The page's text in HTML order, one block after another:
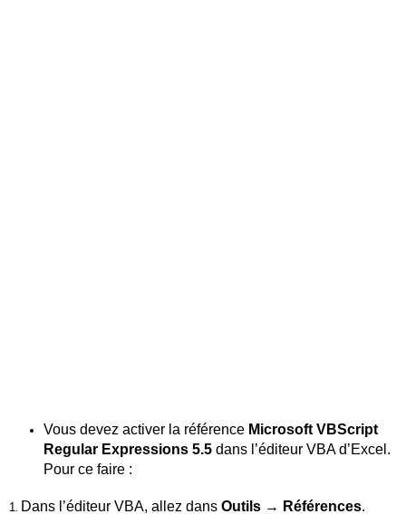
Vous devez activer la référence Microsoft VBScript
Regular Expressions 5.5 dans l’éditeur VBA d’Excel.
Pour ce faire :
1. Dans l’éditeur VBA, allez dans Outils → Références.